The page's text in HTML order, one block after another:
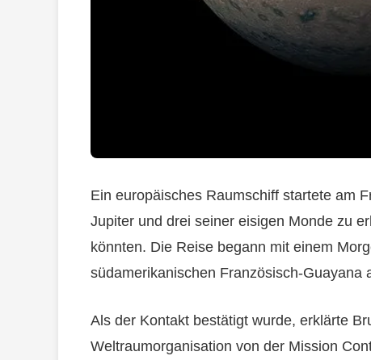
Ein europäisches Raumschiff startete am
Jupiter und drei seiner eisigen Monde zu
könnten. Die Reise begann mit einem
südamerikanischen Französisch-Guayana
Als der Kontakt bestätigt wurde, erklärte
Weltraumorganisation von der Mission